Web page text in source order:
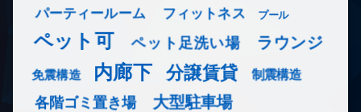
パーティールーム フィットネス プール
ペット可 ペット足洗い場 ラウンジ
免震構造 内廊下 分譲賃貸 制震構造
各階ゴミ置き場 大型駐車場